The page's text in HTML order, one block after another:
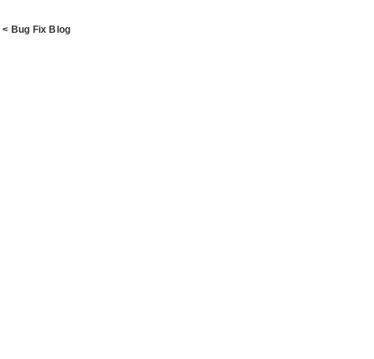
Bug Fix Blog
>